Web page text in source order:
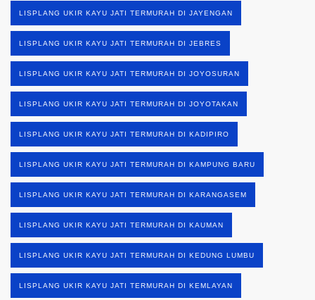
LISPLANG UKIR KAYU JATI TERMURAH DI JAYENGAN
LISPLANG UKIR KAYU JATI TERMURAH DI JEBRES
LISPLANG UKIR KAYU JATI TERMURAH DI JOYOSURAN
LISPLANG UKIR KAYU JATI TERMURAH DI JOYOTAKAN
LISPLANG UKIR KAYU JATI TERMURAH DI KADIPIRO
LISPLANG UKIR KAYU JATI TERMURAH DI KAMPUNG BARU
LISPLANG UKIR KAYU JATI TERMURAH DI KARANGASEM
LISPLANG UKIR KAYU JATI TERMURAH DI KAUMAN
LISPLANG UKIR KAYU JATI TERMURAH DI KEDUNG LUMBU
LISPLANG UKIR KAYU JATI TERMURAH DI KEMLAYAN